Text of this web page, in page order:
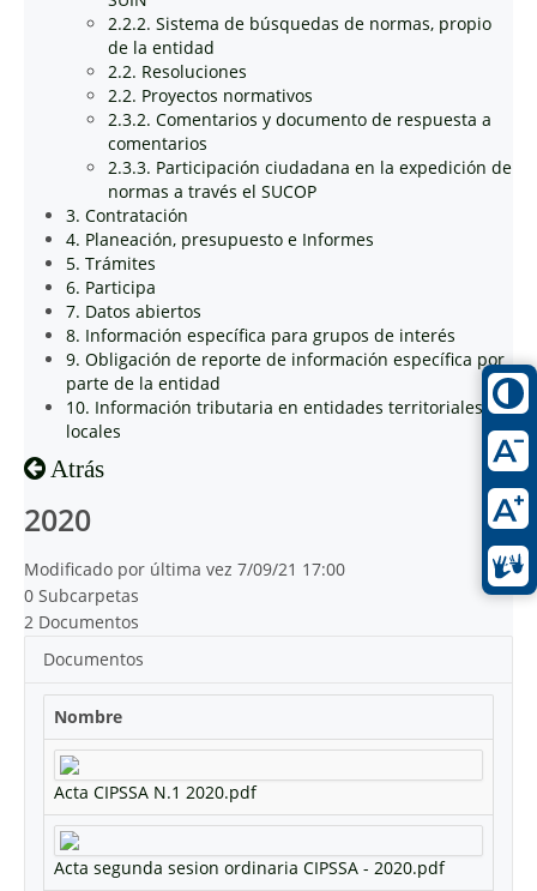
2.2.2. Sistema de búsquedas de normas, propio
de la entidad
2.2. Resoluciones
2.2. Proyectos normativos
2.3.2. Comentarios y documento de respuesta a
comentarios
2.3.3. Participación ciudadana en la expedición de
normas a través el SUCOP
3. Contratación
4. Planeación, presupuesto e Informes
5. Trámites
6. Participa
7. Datos abiertos
8. Información específica para grupos de interés
9. Obligación de reporte de información específica por
parte de la entidad
10. Información tributaria en entidades territoriales
locales
Atrás
2020
Modificado por última vez 7/09/21 17:00
0 Subcarpetas
2 Documentos
Documentos
Nombre
Acta CIPSSA N.1 2020.pdf
Acta segunda sesion ordinaria CIPSSA - 2020.pdf